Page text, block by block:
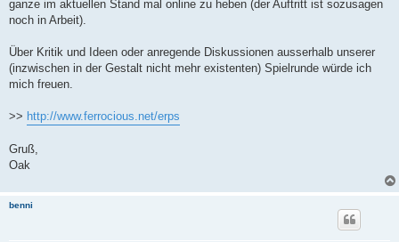
ganze im aktuellen Stand mal online zu heben (der Auftritt ist sozusagen
noch in Arbeit).
Über Kritik und Ideen oder anregende Diskussionen ausserhalb unserer
(inzwischen in der Gestalt nicht mehr existenten) Spielrunde würde ich
mich freuen.
>> http://www.ferrocious.net/erps
Gruß,
Oak
benni